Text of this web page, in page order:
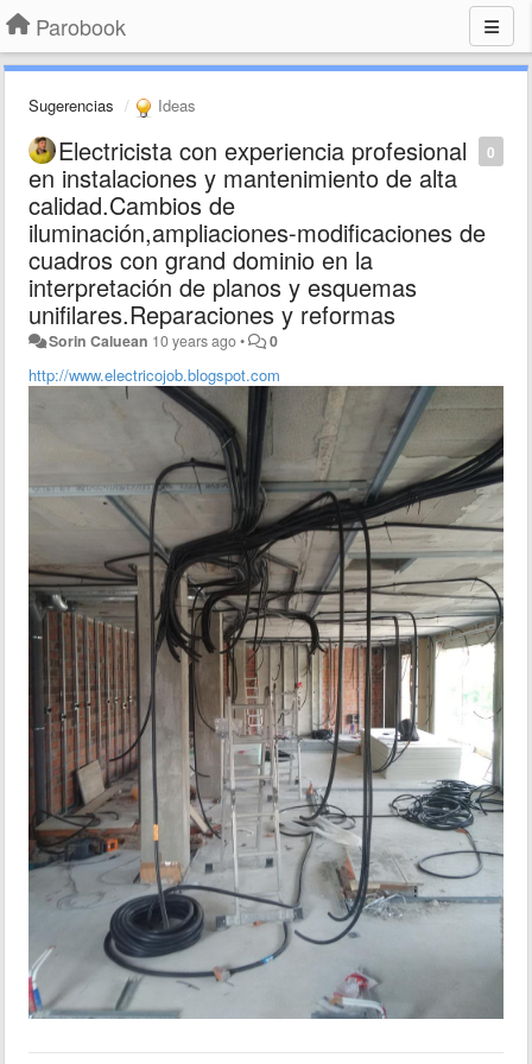
Parobook
Sugerencias Ideas
0
Electricista con experiencia profesional
en instalaciones y mantenimiento de alta
calidad.Cambios de
iluminación,ampliaciones-modificaciones de
cuadros con grand dominio en la
interpretación de planos y esquemas
unifilares.Reparaciones y reformas
Sorin Caluean 10 years ago• 0
http://www.electricojob.blogspot.com